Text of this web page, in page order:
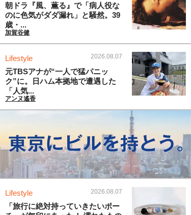
朝ドラ『風、薫る』で「病人役な
のに色気がダダ漏れ」と騒然。39
歳・...
加賀谷健
Lifestyle 2026.08.07
元TBSアナが“一人で猛パニッ
ク”に。日ハム本拠地で遭遇した
「人気...
アンヌ遙香
Lifestyle 2026.08.07
「旅行に絶対持っていきたいポー